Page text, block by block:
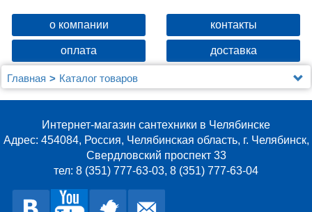
о компании контакты
оплата доставка
Главная
Каталог товаров
Душевые уголки, ограждения, поддоны
Душевая перегородка Berges Sky 064007 140x200,
профиль хром сильвер
Интернет-магазин сантехники в Челябинске
Адрес: 454084, Россия, Челябинская область, г. Челябинск,
Свердловский проспект 33
тел: 8 (351) 777-63-03, 8 (351) 777-63-04